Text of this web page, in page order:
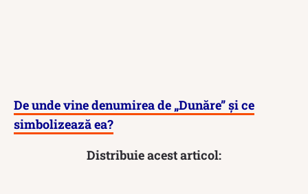
De unde vine denumirea de „Dunăre” și ce
simbolizează ea?
Distribuie acest articol: